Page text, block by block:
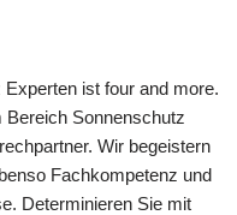
ist four and more.
Bereich Sonnenschutz
Wir begeistern
Fachkompetenz und
Determinieren Sie mit